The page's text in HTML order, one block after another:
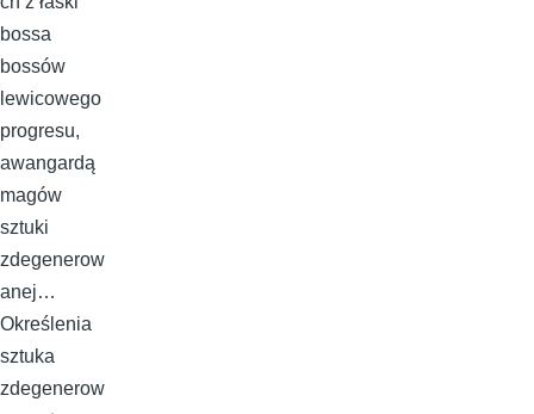
bossa
bossów
lewicowego
progresu,
awangardą
magów
sztuki
zdegenerow
anej…
Określenia
sztuka
zdegenerow